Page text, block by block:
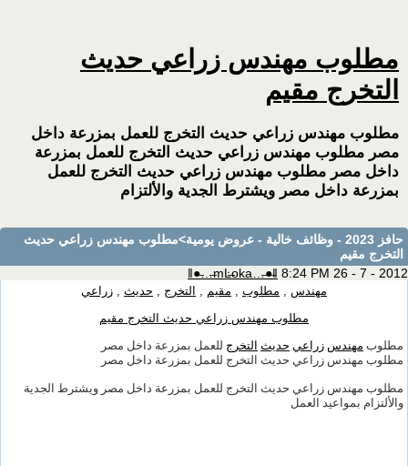
مطلوب مهندس زراعي حديث
التخرج مقيم
مطلوب مهندس زراعي حديث التخرج للعمل بمزرعة داخل
مصر مطلوب مهندس زراعي حديث التخرج للعمل بمزرعة
داخل مصر مطلوب مهندس زراعي حديث التخرج للعمل
بمزرعة داخل مصر ويشترط الجدية والألتزام
حافز 2023 - وظائف خالية - عروض يومية
>مطلوب مهندس زراعي حديث
التخرج مقيم
ǁ●̶…̶mĿ̶oka…̶●̶ǁ 8:24 PM 26 - 7 - 2012
مهندس , مطلوب , مقيم , التخرج , حديث , زراعي
مطلوب مهندس زراعي حديث التخرج مقيم
مطلوب مهندس زراعي حديث التخرج للعمل بمزرعة داخل مصر
مطلوب مهندس زراعي حديث التخرج للعمل بمزرعة داخل مصر
مطلوب مهندس زراعي حديث التخرج للعمل بمزرعة داخل مصر ويشترط الجدية
والألتزام بمواعيد العمل